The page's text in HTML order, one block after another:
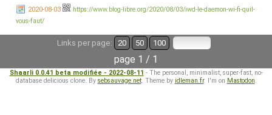
2020-08-03
https://www.blog-libre.org/2020/08/03/iwd-le-daemon-wi-fi-quil-
vous-faut/
Links per page: 20 50 100
page 1 / 1
Shaarli 0.0.41 beta modifiée - 2022-08-11 - The personal, minimalist, super-fast, no-
database delicious clone. By sebsauvage.net. Theme by idleman.fr. I'm on Mastodon.